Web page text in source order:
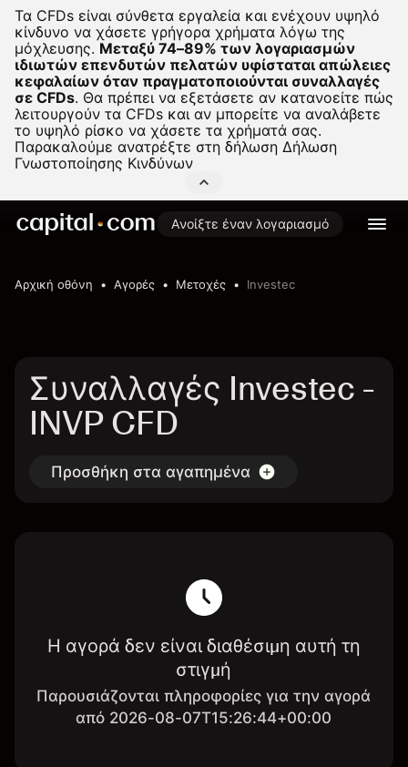
Τα CFDs είναι σύνθετα εργαλεία και ενέχουν υψηλό
κίνδυνο να χάσετε γρήγορα χρήματα λόγω της
μόχλευσης. Μεταξύ 74–89% των λογαριασμών
ιδιωτών επενδυτών πελατών υφίσταται απώλειες
κεφαλαίων όταν πραγματοποιούνται συναλλαγές
σε CFDs. Θα πρέπει να εξετάσετε αν κατανοείτε πώς
λειτουργούν τα CFDs και αν μπορείτε να αναλάβετε
το υψηλό ρίσκο να χάσετε τα χρήματά σας.
Παρακαλούμε ανατρέξτε στη δήλωση Δήλωση
Γνωστοποίησης Κινδύνων
Ανοίξτε έναν λογαριασμό
Αρχική οθόνη Αγορές Μετοχές Investec
Συναλλαγές Investec -
INVP CFD
Προσθήκη στα αγαπημένα
Η αγορά δεν είναι διαθέσιμη αυτή τη
στιγμή
Παρουσιάζονται πληροφορίες για την αγορά
από 2026-08-07T15:26:44+00:00